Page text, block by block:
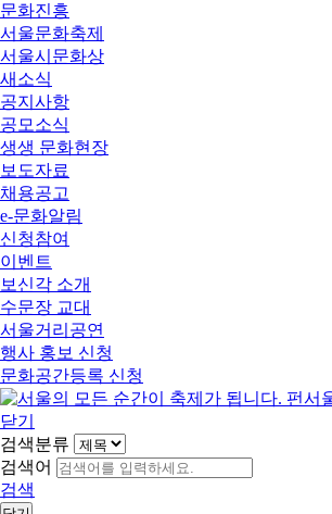
문화진흥
서울문화축제
서울시문화상
새소식
공지사항
공모소식
생생 문화현장
보도자료
채용공고
e-문화알림
신청참여
이벤트
보신각 소개
수문장 교대
서울거리공연
행사 홍보 신청
문화공간등록 신청
닫기
검색분류
검색어
검색